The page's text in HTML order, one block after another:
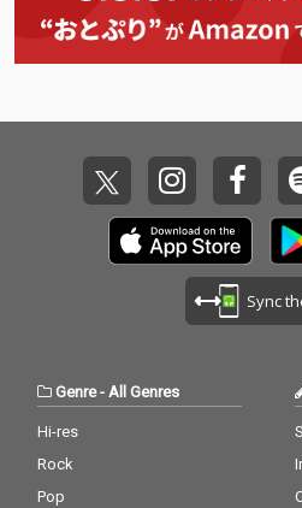
Sync
Genre-All Genres
Hi-res
Rock
Pop